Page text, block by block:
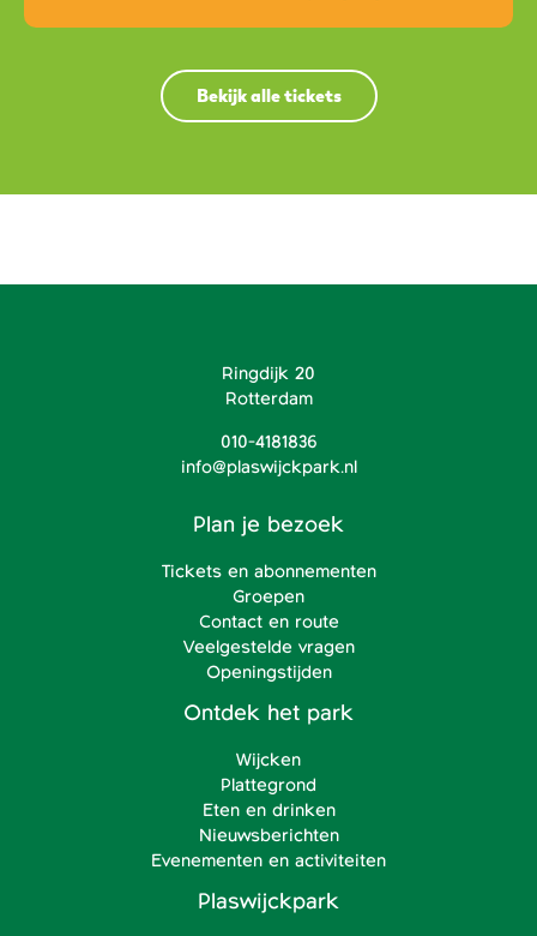
Bekijk alle tickets
Ringdijk 20
Rotterdam
010-4181836
info@plaswijckpark.nl
Plan je bezoek
Tickets en abonnementen
Groepen
Contact en route
Veelgestelde vragen
Openingstijden
Ontdek het park
Wijcken
Plattegrond
Eten en drinken
Nieuwsberichten
Evenementen en activiteiten
Plaswijckpark